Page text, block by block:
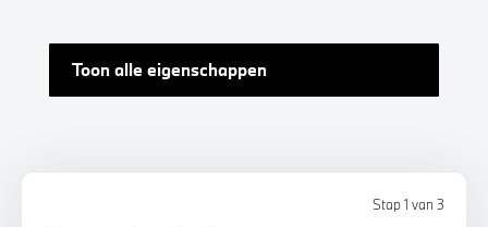
Stap 1 van 3
Toon alle eigenschappen